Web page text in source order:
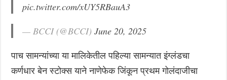
pic.twitter.com/xUY5RBauA3
— BCCI (@BCCI)June 20, 2025
पाच सामन्यांच्या या मालिकेतील पहिल्या सामन्यात इंग्लंडचा
कर्णधार बेन स्टोक्स याने नाणेफेक जिंकून प्रथम गोलंदाजीचा